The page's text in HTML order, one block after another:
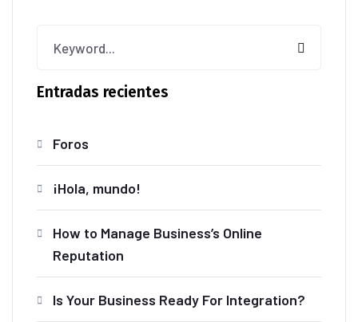
Entradas recientes
Foros
¡Hola, mundo!
How to Manage Business’s Online
Reputation
Is Your Business Ready For Integration?